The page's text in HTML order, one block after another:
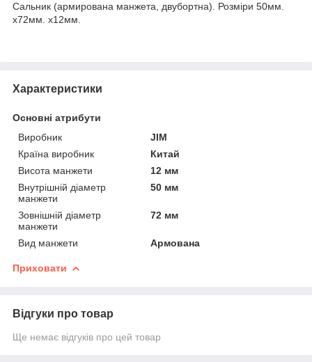
Сальник (армирована манжета, двубортна). Розміри 50мм.
х72мм. х12мм.
Характеристики
Основні атрибути
Виробник
JIM
Країна виробник
Китай
Висота манжети
12 мм
Внутрішній діаметр
манжети
50 мм
Зовнішній діаметр
манжети
72 мм
Вид манжети Армована
Приховати
Відгуки про товар
Ще немає відгуків про цей товар